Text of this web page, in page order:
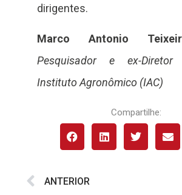
dirigentes.
Marco Antonio
Pesquisador e ex-
Instituto Agronômico (IAC)
Compartilhe:
ANTERIOR